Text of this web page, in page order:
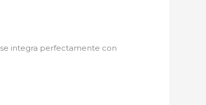
integra perfectamente con